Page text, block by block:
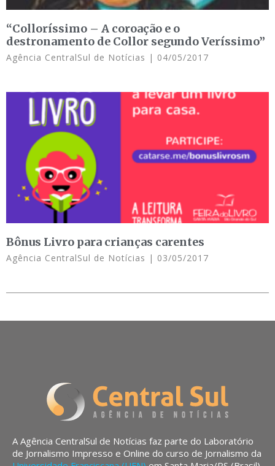
“Colloríssimo – A coroação e o
destronamento de Collor segundo Veríssimo”
Agência CentralSul de Notícias 04/05/2017
Bônus Livro para crianças carentes
Agência CentralSul de Notícias 03/05/2017
A Agência CentralSul de Notícias faz parte do Laboratório
de Jornalismo Impresso e Online do curso de Jornalismo da